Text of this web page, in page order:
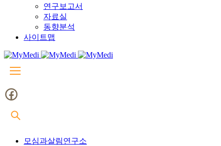
연구보고서
자료실
동향분석
사이트맵
모심과살림연구소